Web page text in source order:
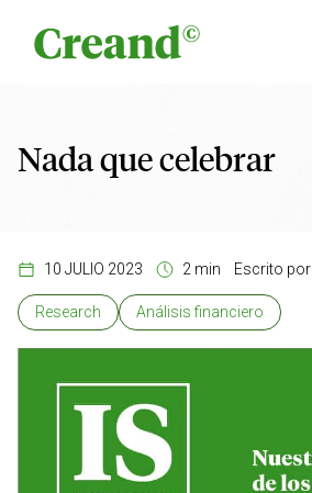
Nada que celebrar
10 JULIO 2023 2 min Escrito por
Research Análisis financiero